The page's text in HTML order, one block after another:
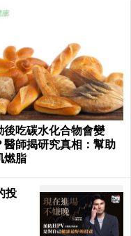
後吃碳水化合物會變
醫師揭研究真相：幫助
燃脂
投